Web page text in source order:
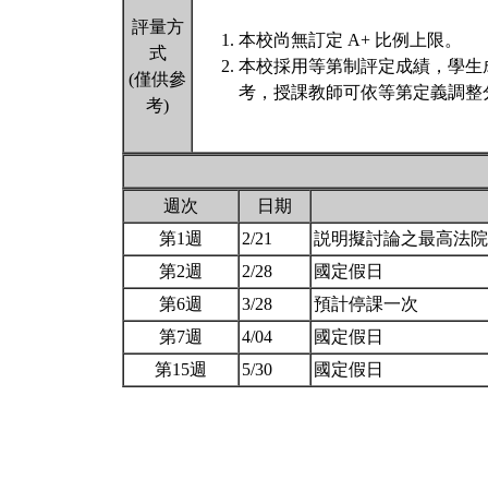
評量方
式
(僅供參
考)
本校尚無訂定 A+ 比例上限。
本校採用等第制評定成績，學
考，授課教師可依等第定義調
週次
日期
第1週
2/21
説明擬討論之最高法
第2週
2/28
國定假日
第6週
3/28
預計停課一次
第7週
4/04
國定假日
第15週
5/30 國定假日